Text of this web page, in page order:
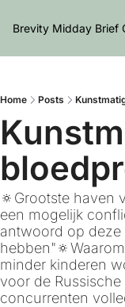
Brevity Midday Brief
Home Posts
🔅Grootste haven
een mogelijk
antwoord op
minder kinderen
voor de
concurrenten